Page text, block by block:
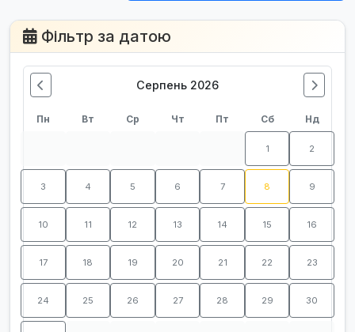
Фільтр за датою
Серпень 2026
Пн Вт Ср Чт Пт Сб Нд
1 2
3 4 5 6 7 8 9
10 11 12 13 14 15 16
17 18 19 20 21 22 23
24 25 26 27 28 29 30